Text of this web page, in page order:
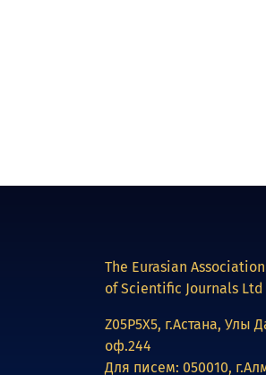
The Eurasian Association
of Scientific Journals Ltd
Z05P5X5, г.Астана, Улы
оф.244
Для писем: 050010,